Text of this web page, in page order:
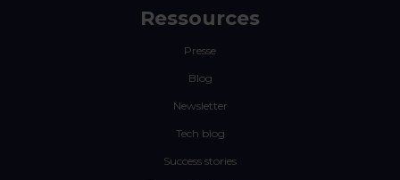
Ressources
Presse
Blog
Newsletter
Tech blog
Success stories